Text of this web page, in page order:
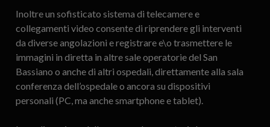
Inoltre un sofisticato sistema di telecamere e
collegamenti video consente di riprendere gli interventi
da diverse angolazioni e registrare e\o trasmettere le
immagini in diretta in altre sale operatorie del San
Bassiano o anche di altri ospedali, direttamente alla sala
conferenza dell’ospedale o ancora su dispositivi
personali (PC, ma anche smartphone e tablet).